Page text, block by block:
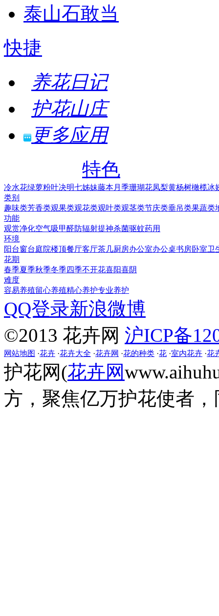
泰山石敢当
快捷
养花日记
护花山庄
更多应用
特色
冷水花绿萝粉叶决明七姊妹藤本月季珊瑚花凤梨黄杨树橄榄冰
类别
趣味类芳香类观果类观花类观叶类观茎类节庆类垂吊类果蔬类
功能
观赏净化空气吸甲醛防辐射提神杀菌驱蚊药用
环境
阳台窗台庭院楼顶餐厅客厅茶几厨房办公室办公桌书房卧室卫
花期
春季夏季秋季冬季四季不开花喜阳喜阴
难度
容易养殖留心养殖精心养护专业养护
QQ登录新浪微博
©2013 花卉网 沪ICP备
网站地图 ·花卉 ·花卉大全 ·花卉网 ·花的种类 ·花 ·室内花卉 ·花
护花网(花卉网
方，聚焦亿万护花使者